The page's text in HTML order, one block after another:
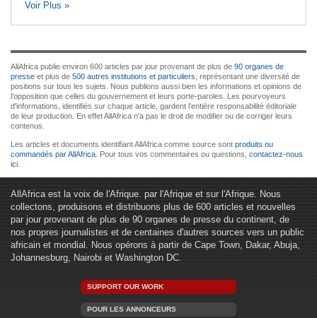
Voir Plus »
AllAfrica publie environ 600 articles par jour provenant de plus de 90 organes de
presse et plus de 500 autres institutions et particuliers , représentant une diversité de
positions sur tous les sujets. Nous publions aussi bien les informations et opinions de
l'opposition que celles du gouvernement et leurs porte-paroles. Les pourvoyeurs
d'informations, identifiés sur chaque article, gardent l'entière responsabilité éditoriale
de leur production. En effet AllAfrica n'a pas le droit de modifier ou de corriger leurs
contenus.
Les articles et documents identifiant AllAfrica comme source sont produits ou
commandés par AllAfrica . Pour tous vos commentaires ou questions, contactez-nous
ici
AllAfrica est la voix de l'Afrique. par l'Afrique et sur l'Afrique. Nous
collectons, produisons et distribuons plus de 600 articles et nouvelles
par jour provenant de plus de 90 organes de presse du continent, de
nos propres journalistes et de centaines d'autres sources vers un public
africain et mondial. Nous opérons à partir de Cape Town, Dakar, Abuja,
Johannesburg, Nairobi et Washington DC.
SUPPORT OUR WORK
POUR LES ANNONCEURS